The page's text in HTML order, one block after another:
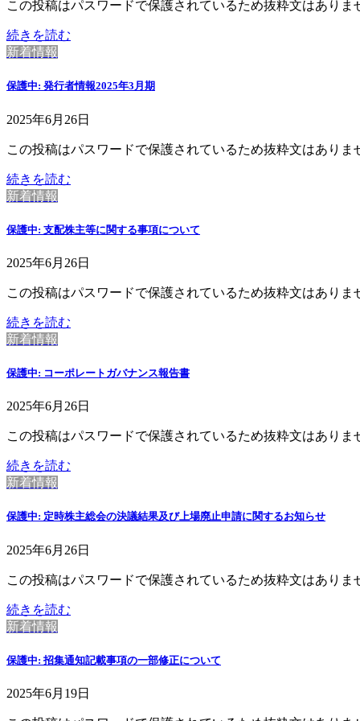
この投稿はパスワードで保護されているため抜粋文はありま
続きを読む
新着情報
保護中: 発行者情報2025年3月期
2025年6月26日
この投稿はパスワードで保護されているため抜粋文はありま
続きを読む
新着情報
保護中: 支配株主等に関する事項について
2025年6月26日
この投稿はパスワードで保護されているため抜粋文はありま
続きを読む
新着情報
保護中: コーポレートガバナンス報告書
2025年6月26日
この投稿はパスワードで保護されているため抜粋文はありま
続きを読む
新着情報
保護中: 定時株主総会の決議結果及び上場廃止申請に関するお知らせ
2025年6月26日
この投稿はパスワードで保護されているため抜粋文はありま
続きを読む
新着情報
保護中: 招集通知記載事項の一部修正について
2025年6月19日